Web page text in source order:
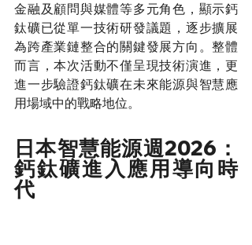
金融及顧問與媒體等多元角色，顯示鈣
鈦礦已從單一技術研發議題，逐步擴展
為跨產業鏈整合的關鍵發展方向。整體
而言，本次活動不僅呈現技術演進，更
進一步驗證鈣鈦礦在未來能源與智慧應
用場域中的戰略地位。
日本智慧能源週2026：
鈣鈦礦進入應用導向時
代